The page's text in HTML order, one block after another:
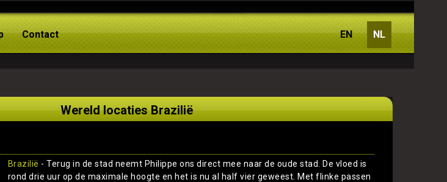
Contact NL
EN
Wereld locaties Brazilië
Brazilië - Terug in de stad neemt Philippe ons direct mee naar de oude stad. De vloed is
rond drie uur op de maximale hoogte en het is nu al half vier geweest. Met flinke passen